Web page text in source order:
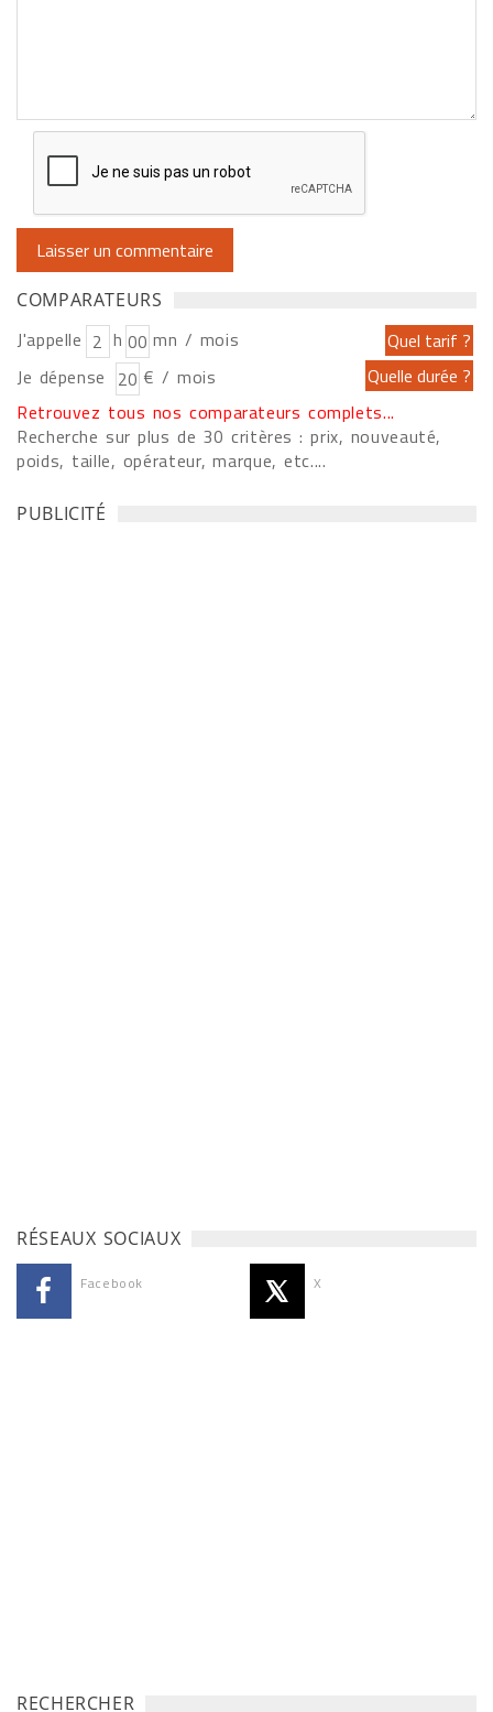
COMPARATEURS
J'appelle h
mn / mois
Je dépense
€ / mois
Retrouvez tous nos comparateurs complets...
Recherche sur plus de 30 critères : prix, nouveauté,
poids, taille, opérateur, marque, etc....
PUBLICITÉ
RÉSEAUX SOCIAUX
Facebook X
RECHERCHER